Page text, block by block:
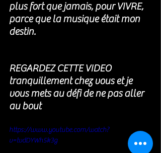
plus fort que jamais, pour VIVRE,
parce que la musique était mon
destin.
REGARDEZ CETTE VIDEO
tranquillement chez vous et je
vous mets au défi de ne pas aller
au bout
https://www.youtube.com/watch?
v=tvdDYWh5k3g